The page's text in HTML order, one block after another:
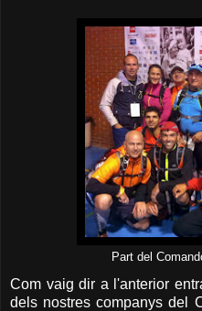
Part del
Com vaig dir a l'anterior
dels nostres companys del